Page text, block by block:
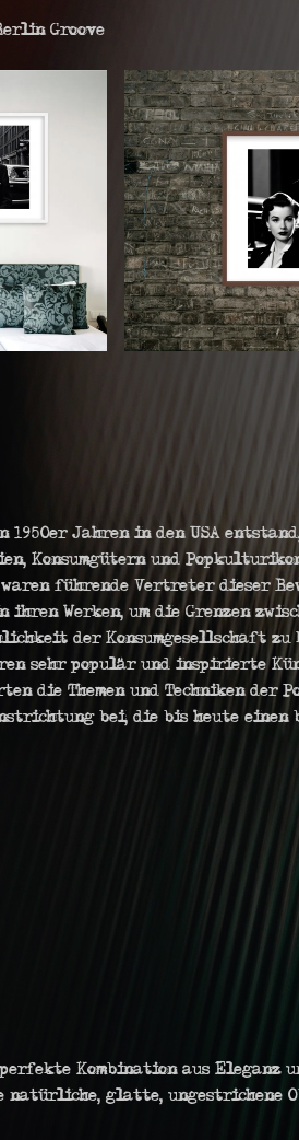
Groove
1950er Jahren in den USA
Konsumgütern und
führende Vertreter dieser
Werken, um die Grenzen
der Konsumgesellschaft
sehr populär und inspirierte
die Themen und Techniken der
bei, die bis heute einen
Kombination aus Eleganz
natürliche, glatte, ungestrichene